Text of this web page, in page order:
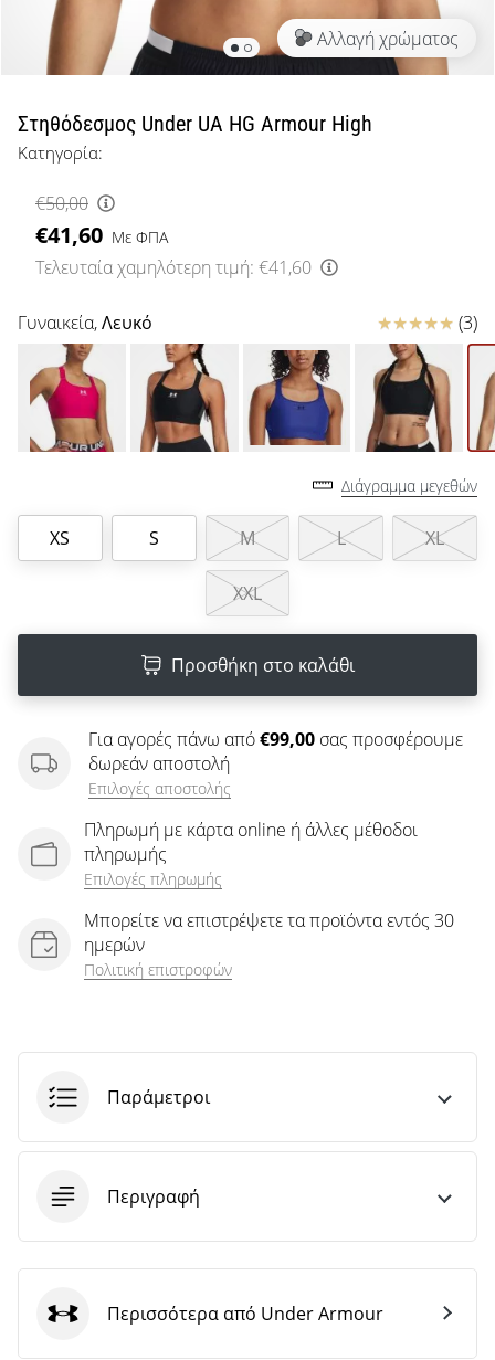
μπάσκετ
Είσαι
λάτρης
μπάσκετ
όπως
εμείς;
μαζί
μας
ως
πρεσβευτής
μάρκας
Εμφάνιση
Αλλαγή χρώματος
Στηθόδεσμος Under UA HG Armour High
Κατηγορία:
€50,00
€41,60 Με ΦΠΑ
Τελευταία χαμηλότερη τιμή: €41,60
Γυναικεία,Λευκό Κριτικές (3)
Διάγραμμα μεγεθών
XS S M L XL
XXL
Προσθήκη στο καλάθι
Για αγορές πάνω από€99,00 σας προσφέρουμε
δωρεάν αποστολή
Επιλογές αποστολής
Πληρωμή με κάρτα online ή άλλες μέθοδοι
πληρωμής
Επιλογές πληρωμής
Μπορείτε να επιστρέψετε τα προϊόντα εντός 30
ημερών
Πολιτική επιστροφών
Παράμετροι
Περιγραφή
Under Armour
Περισσότερα από Under Armour